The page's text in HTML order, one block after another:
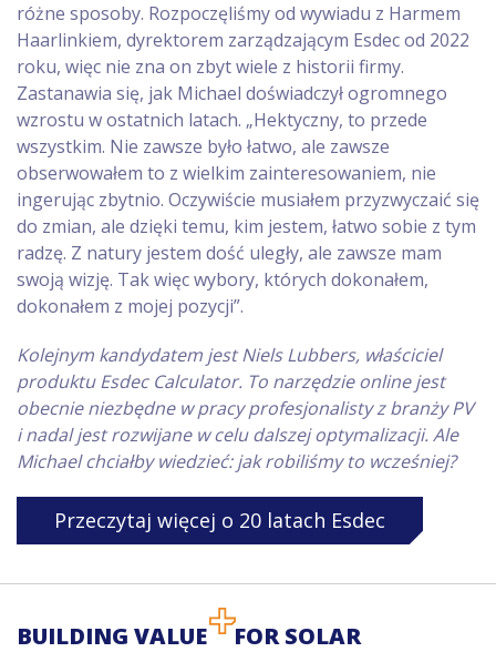
różne sposoby. Rozpoczęliśmy od wywiadu z Harmem
Haarlinkiem, dyrektorem zarządzającym Esdec od 2022
roku, więc nie zna on zbyt wiele z historii firmy.
Zastanawia się, jak Michael doświadczył ogromnego
wzrostu w ostatnich latach. „Hektyczny, to przede
wszystkim. Nie zawsze było łatwo, ale zawsze
obserwowałem to z wielkim zainteresowaniem, nie
ingerując zbytnio. Oczywiście musiałem przyzwyczaić się
do zmian, ale dzięki temu, kim jestem, łatwo sobie z tym
radzę. Z natury jestem dość uległy, ale zawsze mam
swoją wizję. Tak więc wybory, których dokonałem,
dokonałem z mojej pozycji”.
Kolejnym kandydatem jest Niels Lubbers, właściciel
produktu Esdec Calculator. To narzędzie online jest
obecnie niezbędne w pracy profesjonalisty z branży PV
i nadal jest rozwijane w celu dalszej optymalizacji. Ale
Michael chciałby wiedzieć: jak robiliśmy to wcześniej?
Przeczytaj więcej o 20 latach Esdec
BUILDING VALUE
FOR SOLAR